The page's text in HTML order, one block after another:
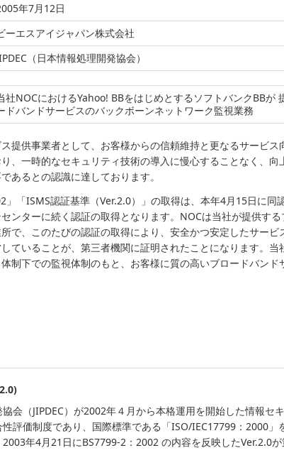
年7月12日
ーエスアイジャパン株式会社
（日本情報処理開発協会）
社NOCにおけるYahoo! BBをはじめとするソフトバンクBBが
ドバンドサービスのバックボーンネットワーク監視業務
提供事業者として、お客様からの信頼維持と更なるサービス
、一時的なセキュリティ技術の導入に慢心することなく、向
あるとの認識に達しております。
「ISMS認証基準（Ver.2.0）」の取得は、本年4月15日に同
ンターに続く認証の取得となります。NOCは当社が提供す
で、このたびの認証の取得により、安全かつ安定したサービ
ていることが、第三者機関に証明されたことになります。当
制下での監視体制のもと、お客様に質の高いブロードバンド
会（JIPDEC）が2002年４月から本格運用を開始した情報セ
評価制度であり、国際標準である「ISO/IEC17799：2000」
年4月21日にBS7799-2：2002 の内容を反映したVer.2.0が